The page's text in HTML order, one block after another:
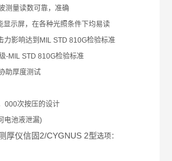
测量读数可靠，准确
显示屏，在各种光照条件下均易读
力影响达到 MIL STD 810G检验标准
-MIL STD 810G检验标准
助厚度测试
000次按压的设计
电池液泄漏)
厚仪信固2/CYGNUS 2型选项：